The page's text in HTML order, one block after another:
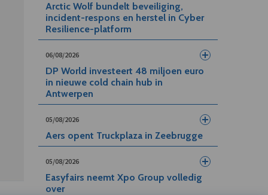
Arctic Wolf bundelt beveiliging,
incident-respons en herstel in Cyber
Resilience-platform
06/08/2026
DP World investeert 48 miljoen euro
in nieuwe cold chain hub in
Antwerpen
05/08/2026
Aers opent Truckplaza in Zeebrugge
05/08/2026
Easyfairs neemt Xpo Group volledig
over